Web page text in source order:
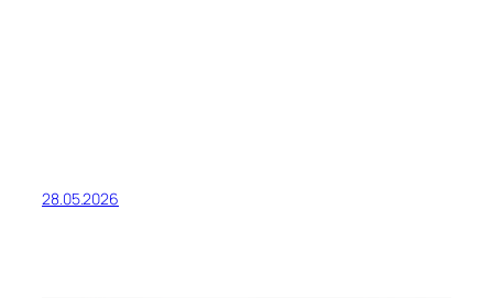
28.05.2026